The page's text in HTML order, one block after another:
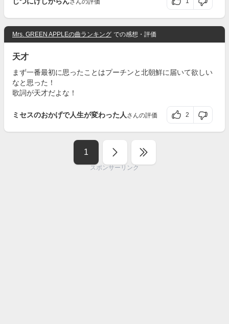
さんの評価
Mrs. GREEN APPLEの曲ランキング での感想・評価
天才
まず一番最初に思ったことはプーチンと北朝鮮に届いて欲しい
なと思った！
歌詞が天才だよな！
ミセスのおかげで人生が変わった人 さんの評価 2
1
スポンサーリンク